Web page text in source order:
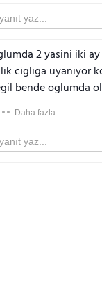
2 yasini iki
cigliga uyaniyor
bende oglumda
Daha fazla